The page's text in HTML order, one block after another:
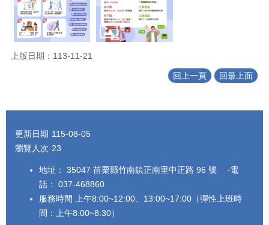
上版日期：113-11-21
回上一頁 回最上面
:::
更新日期 115-08-05
瀏覽人次 23
地址： 35047 苗栗縣竹南鎮正南里中正路 96 號 ‧電
話： 037-468860
服務時間 上午8:00~12:00、13:00~17:00（彈性上班時
間：上午8:00~8:30）